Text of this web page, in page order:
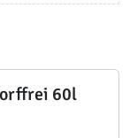
60l